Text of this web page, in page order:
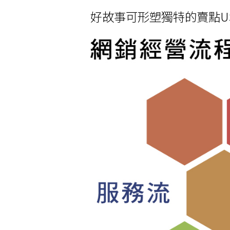
好故事可形塑獨特的賣點